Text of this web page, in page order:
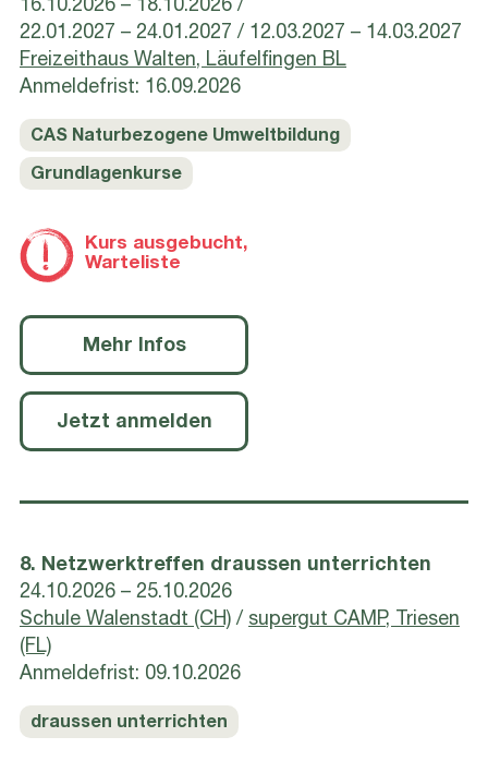
16.10.2026 – 18.10.2026
22.01.2027 – 24.01.2027
12.03.2027 – 14.03.2027
Freizeithaus Walten, Läufelfingen BL
Anmeldefrist: 16.09.2026
CAS Naturbezogene Umweltbildung
Grundlagenkurse
Kurs ausgebucht,
Warteliste
Mehr Infos
Jetzt anmelden
8. Netzwerktreffen draussen unterrichten
24.10.2026 – 25.10.2026
Schule Walenstadt (CH) / supergut CAMP, Triesen
(FL)
Anmeldefrist: 09.10.2026
draussen unterrichten